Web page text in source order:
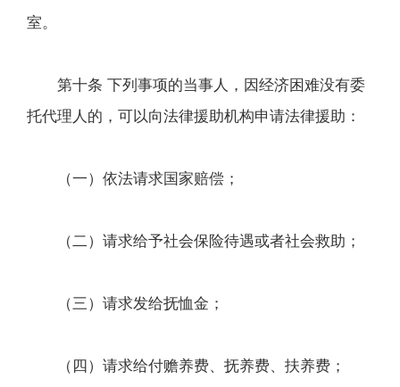
室。
第十条 下列事项的当事人，因经济困难没有委
托代理人的，可以向法律援助机构申请法律援助：
（一）依法请求国家赔偿；
（二）请求给予社会保险待遇或者社会救助；
（三）请求发给抚恤金；
（四）请求给付赡养费、抚养费、扶养费；